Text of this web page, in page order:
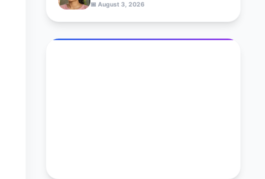
📅 August 3, 2026